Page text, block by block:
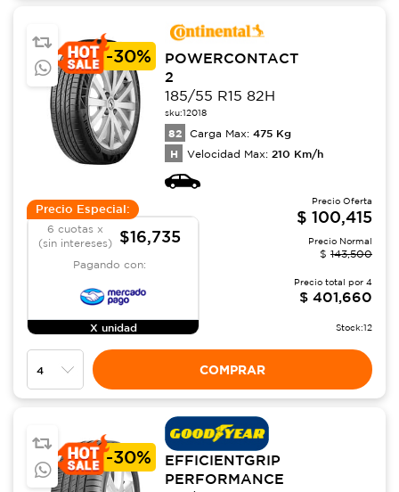
-30%
POWERCONTACT
2
185/55 R15 82H
sku:12018
82 Carga Max: 475 Kg
H Velocidad Max: 210 Km/h
Precio Especial:
6 cuotas x
(sin intereses)
$16,735
Pagando con:
X unidad
Precio Oferta
$ 100,415
Precio Normal
$ 143,500
Precio total por 4
$ 401,660
Stock:12
COMPRAR
-30%
EFFICIENTGRIP
PERFORMANCE